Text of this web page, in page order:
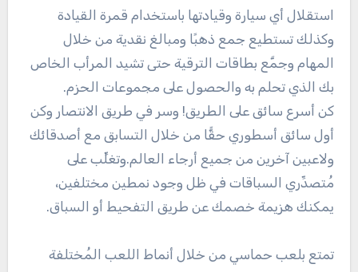
استقلال أي سيارة وقيادتها باستخدام قمرة القيادة
وكذلك تستطيع جمع ذهبًا ومبالغ نقدية من خلال
المهام وجمَّع بطاقات الترقية حتى تشيد المرأب الخاص
بك الذي تحلم به والحصول على مجموعات الحزم.
كن أسرع سائق على الطريق! وسر في طريق الانتصار وكن
أول سائق أسطوري حقًّا من خلال التسابق مع أصدقائك
ولاعبين آخرين من جميع أرجاء العالم.وتغلِّب على
مُتصدِّري السباقات في ظل وجود نمطين مختلفين،
يمكنك هزيمة خصمك عن طريق التفحيط أو السباق.
تمتع بلعب حماسي من خلال أنماط اللعب المُختلفة